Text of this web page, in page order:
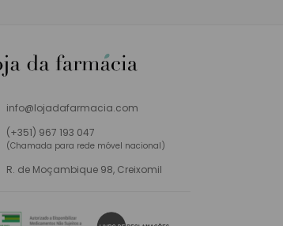
info@lojadafarmacia.com
(+351) 967 193 047
(Chamada para rede móvel nacional)
R. de Moçambique 98, Creixomil